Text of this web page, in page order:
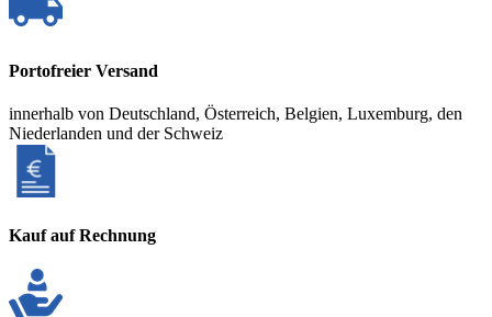
Portofreier Versand
innerhalb von Deutschland, Österreich, Belgien, Luxemburg, den
Niederlanden und der Schweiz
Kauf auf Rechnung